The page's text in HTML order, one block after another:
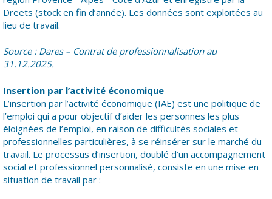
Dreets (stock en fin d’année). Les données sont exploitées au
lieu de travail.
Source : Dares – Contrat de professionnalisation au
31.12.2025.
Insertion par l’activité économique
L’insertion par l’activité économique (IAE) est une politique de
l’emploi qui a pour objectif d’aider les personnes les plus
éloignées de l’emploi, en raison de difficultés sociales et
professionnelles particulières, à se réinsérer sur le marché du
travail. Le processus d’insertion, doublé d’un accompagnement
social et professionnel personnalisé, consiste en une mise en
situation de travail par :